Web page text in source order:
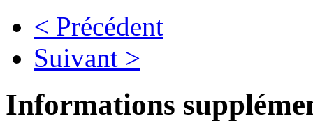
< Précédent
Suivant >
Informations